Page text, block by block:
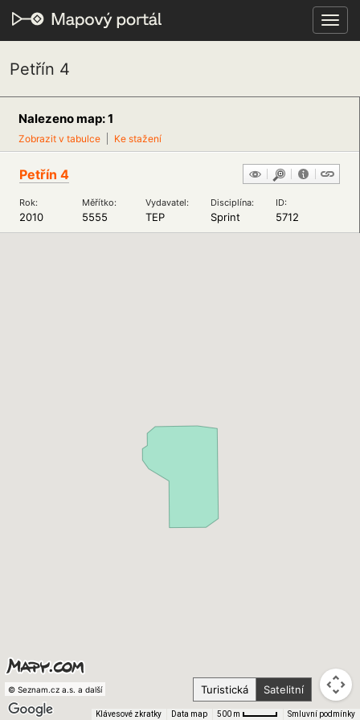
Petřín 4
Nalezeno map: 1
Zobrazit v tabulce Ke stažení
Petřín 4
Rok: Měřítko: Vydavatel: Disciplína: ID:
2010 5555 TEP Sprint 5712
Klávesové zkratky Data map 500 m Smluvní podmínky
© Seznam.cz a.s. a další Turistická Satelitní